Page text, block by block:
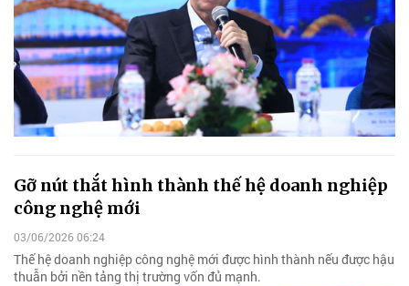
Gỡ nút thắt hình thành thế hệ doanh nghiệp
công nghệ mới
03/06/2026 06:24
Thế hệ doanh nghiệp công nghệ mới được hình thành nếu được hậu
thuẫn bởi nền tảng thị trường vốn đủ mạnh.